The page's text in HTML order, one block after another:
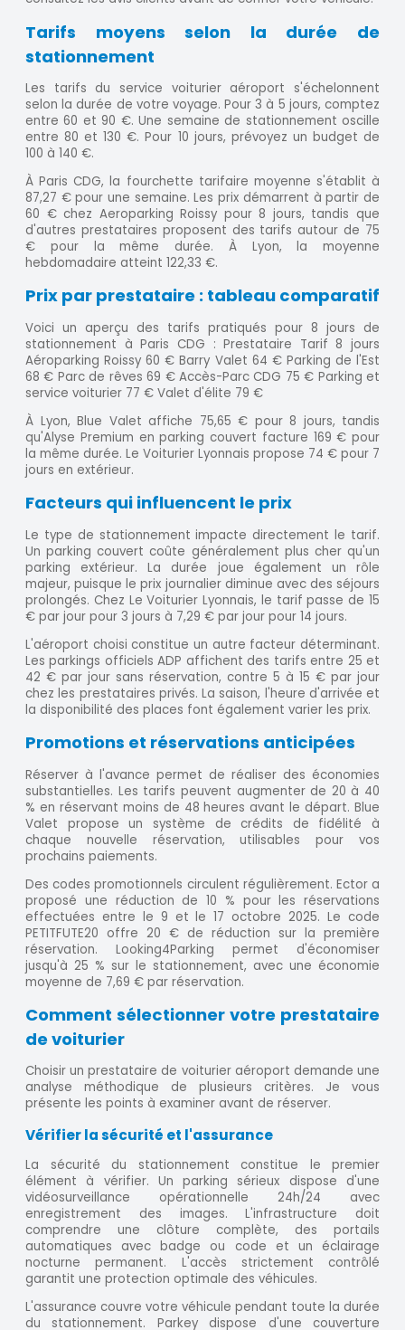
Tarifs moyens selon la durée de
stationnement
Les tarifs du service voiturier aéroport s'échelonnent
selon la durée de votre voyage. Pour 3 à 5 jours, comptez
entre 60 et 90 €. Une semaine de stationnement oscille
entre 80 et 130 €. Pour 10 jours, prévoyez un budget de
100 à 140 €.
À Paris CDG, la fourchette tarifaire moyenne s'établit à
87,27 € pour une semaine. Les prix démarrent à partir de
60 € chez Aeroparking Roissy pour 8 jours, tandis que
d'autres prestataires proposent des tarifs autour de 75
€ pour la même durée. À Lyon, la moyenne
hebdomadaire atteint 122,33 €.
Prix par prestataire : tableau comparatif
Voici un aperçu des tarifs pratiqués pour 8 jours de
stationnement à Paris CDG : Prestataire Tarif 8 jours
Aéroparking Roissy 60 € Barry Valet 64 € Parking de l'Est
68 € Parc de rêves 69 € Accès-Parc CDG 75 € Parking et
service voiturier 77 € Valet d'élite 79 €
À Lyon, Blue Valet affiche 75,65 € pour 8 jours, tandis
qu'Alyse Premium en parking couvert facture 169 € pour
la même durée. Le Voiturier Lyonnais propose 74 € pour 7
jours en extérieur.
Facteurs qui influencent le prix
Le type de stationnement impacte directement le tarif.
Un parking couvert coûte généralement plus cher qu'un
parking extérieur. La durée joue également un rôle
majeur, puisque le prix journalier diminue avec des séjours
prolongés. Chez Le Voiturier Lyonnais, le tarif passe de 15
€ par jour pour 3 jours à 7,29 € par jour pour 14 jours.
L'aéroport choisi constitue un autre facteur déterminant.
Les parkings officiels ADP affichent des tarifs entre 25 et
42 € par jour sans réservation, contre 5 à 15 € par jour
chez les prestataires privés. La saison, l'heure d'arrivée et
la disponibilité des places font également varier les prix.
Promotions et réservations anticipées
Réserver à l'avance permet de réaliser des économies
substantielles. Les tarifs peuvent augmenter de 20 à 40
% en réservant moins de 48 heures avant le départ. Blue
Valet propose un système de crédits de fidélité à
chaque nouvelle réservation, utilisables pour vos
prochains paiements.
Des codes promotionnels circulent régulièrement. Ector a
proposé une réduction de 10 % pour les réservations
effectuées entre le 9 et le 17 octobre 2025. Le code
PETITFUTE20 offre 20 € de réduction sur la première
réservation. Looking4Parking permet d'économiser
jusqu'à 25 % sur le stationnement, avec une économie
moyenne de 7,69 € par réservation.
Comment sélectionner votre prestataire
de voiturier
Choisir un prestataire de voiturier aéroport demande une
analyse méthodique de plusieurs critères. Je vous
présente les points à examiner avant de réserver.
Vérifier la sécurité et l'assurance
La sécurité du stationnement constitue le premier
élément à vérifier. Un parking sérieux dispose d'une
vidéosurveillance opérationnelle 24h/24 avec
enregistrement des images. L'infrastructure doit
comprendre une clôture complète, des portails
automatiques avec badge ou code et un éclairage
nocturne permanent. L'accès strictement contrôlé
garantit une protection optimale des véhicules.
L'assurance couvre votre véhicule pendant toute la durée
du stationnement. Parkey dispose d'une couverture